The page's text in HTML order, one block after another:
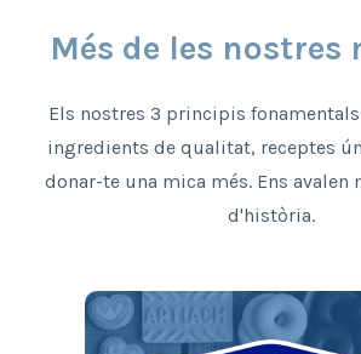
Més de les nostres
Els nostres 3 principis fonamentals
ingredients de qualitat, receptes
donar-te una mica més. Ens avalen
d'història.